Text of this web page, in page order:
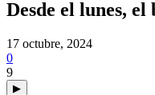
Desde el lunes,
17 octubre, 2024
0
9
▶